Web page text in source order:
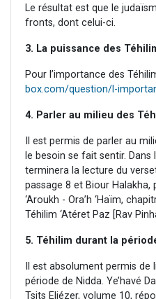
Le résultat est que le
fronts, dont celui-ci.
3. La puissance des
Pour l’importance des
box.com/question/l-
4. Parler au milieu des
Il est permis de parler au
le besoin se fait sentir. Dans
terminera la lecture du
passage 8 et Biour Halakha,
‘Aroukh - Ora’h ‘Haïm,
Téhilim ‘Atéret Paz [Rav
5. Téhilim durant la
Il est absolument permis de
période de Nidda. Ye’havé
Tsits Eliézer, volume 10,